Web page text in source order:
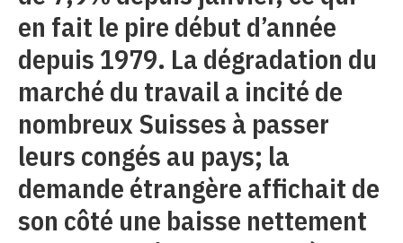
en fait le pire début d’année
depuis 1979. La dégradation du
marché du travail a incité de
nombreux Suisses à passer
leurs congés au pays; la
demande étrangère affichait de
son côté une baisse nettement